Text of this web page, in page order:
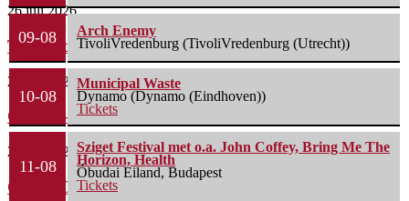
26 juli 2026
The Fifth Alliance – Stenahoria
22 juli 2026
Gallon – A Spell Called Reality
22 juli 2026
Green Carnation – A Dark Poem II: Sanguis
09-08
Arch Enemy
TivoliVredenburg (TivoliVredenburg (Utrecht))
10-08
Municipal Waste
Dynamo (Dynamo (Eindhoven))
Tickets
11-08
Sziget Festival met o.a. John Coffey, Bring Me The
Horizon, Health
Óbudai Eiland, Budapest
Tickets